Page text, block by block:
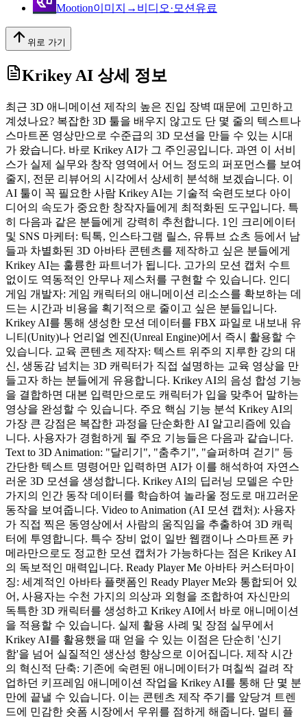
Mootion이미지→비디오·모션 유료
위로 가기
Krikey AI 상세 정보
최근 3D 애니메이션 제작의 높은 진입 장벽 때문에 고민하고
계셨나요? 복잡한 3D 툴을 배우지 않고도 단 몇 줄의 텍스트나
스마트폰 영상만으로 수준급의 3D 모션을 만들 수 있는 시대
가 왔습니다. 바로 Krikey AI가 그 주인공입니다. 과연 이 서비
스가 실제 실무와 창작 영역에서 어느 정도의 퍼포먼스를 보여
줄지, 전문 리뷰어의 시각에서 상세히 분석해 보겠습니다. 이
AI 툴이 꼭 필요한 사람 Krikey AI는 기술적 숙련도보다 아이
디어의 속도가 중요한 창작자들에게 최적화된 도구입니다. 특
히 다음과 같은 분들에게 강력히 추천합니다. 1인 크리에이터
및 SNS 마케터: 틱톡, 인스타그램 릴스, 유튜브 쇼츠 등에서 남
들과 차별화된 3D 아바타 콘텐츠를 제작하고 싶은 분들에게
Krikey AI는 훌륭한 파트너가 됩니다. 고가의 모션 캡처 수트
없이도 역동적인 안무나 제스처를 구현할 수 있습니다. 인디
게임 개발자: 게임 캐릭터의 애니메이션 리소스를 확보하는 데
드는 시간과 비용을 획기적으로 줄이고 싶은 분들입니다.
Krikey AI를 통해 생성한 모션 데이터를 FBX 파일로 내보내 유
니티(Unity)나 언리얼 엔진(Unreal Engine)에서 즉시 활용할 수
있습니다. 교육 콘텐츠 제작자: 텍스트 위주의 지루한 강의 대
신, 생동감 넘치는 3D 캐릭터가 직접 설명하는 교육 영상을 만
들고자 하는 분들에게 유용합니다. Krikey AI의 음성 합성 기능
을 결합하면 대본 입력만으로도 캐릭터가 입을 맞추어 말하는
영상을 완성할 수 있습니다. 주요 핵심 기능 분석 Krikey AI의
가장 큰 강점은 복잡한 과정을 단순화한 AI 알고리즘에 있습
니다. 사용자가 경험하게 될 주요 기능들은 다음과 같습니다.
Text to 3D Animation: "달리기", "춤추기", "슬퍼하며 걷기" 등
간단한 텍스트 명령어만 입력하면 AI가 이를 해석하여 자연스
러운 3D 모션을 생성합니다. Krikey AI의 딥러닝 모델은 수만
가지의 인간 동작 데이터를 학습하여 놀라울 정도로 매끄러운
동작을 보여줍니다. Video to Animation (AI 모션 캡처): 사용자
가 직접 찍은 동영상에서 사람의 움직임을 추출하여 3D 캐릭
터에 투영합니다. 특수 장비 없이 일반 웹캠이나 스마트폰 카
메라만으로도 정교한 모션 캡처가 가능하다는 점은 Krikey AI
의 독보적인 매력입니다. Ready Player Me 아바타 커스터마이
징: 세계적인 아바타 플랫폼인 Ready Player Me와 통합되어 있
어, 사용자는 수천 가지의 의상과 외형을 조합하여 자신만의
독특한 3D 캐릭터를 생성하고 Krikey AI에서 바로 애니메이션
을 적용할 수 있습니다. 실제 활용 사례 및 장점 실무에서
Krikey AI를 활용했을 때 얻을 수 있는 이점은 단순히 '신기
함'을 넘어 실질적인 생산성 향상으로 이어집니다. 제작 시간
의 혁신적 단축: 기존에 숙련된 애니메이터가 며칠씩 걸려 작
업하던 키프레임 애니메이션 작업을 Krikey AI를 통해 단 몇 분
만에 끝낼 수 있습니다. 이는 콘텐츠 제작 주기를 앞당겨 트렌
드에 민감한 숏폼 시장에서 우위를 점하게 해줍니다. 멀티 플